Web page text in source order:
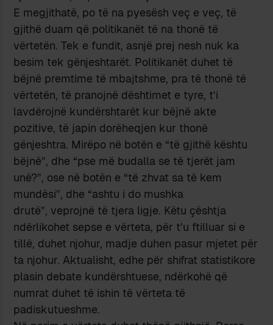
E megjithatë, po të na pyesësh veç e veç, të
gjithë duam që politikanët të na thonë të
vërtetën. Tek e fundit, asnjë prej nesh nuk ka
besim tek gënjeshtarët. Politikanët duhet të
bëjnë premtime të mbajtshme, pra të thonë të
vërtetën, të pranojnë dështimet e tyre, t’i
lavdërojnë kundërshtarët kur bëjnë akte
pozitive, të japin dorëheqjen kur thonë
gënjeshtra. Mirëpo në botën e “të gjithë kështu
bëjnë”, dhe “pse më budalla se të tjerët jam
unë?”, ose në botën e “të zhvat sa të kem
mundësi”, dhe “ashtu i do mushka
drutë”, veprojnë të tjera ligje. Këtu çështja
ndërlikohet sepse e vërteta, për t’u ftilluar si e
tillë, duhet njohur, madje duhen pasur mjetet për
ta njohur. Aktualisht, edhe për shifrat statistikore
plasin debate kundërshtuese, ndërkohë që
numrat duhet të ishin të vërteta të
padiskutueshme.